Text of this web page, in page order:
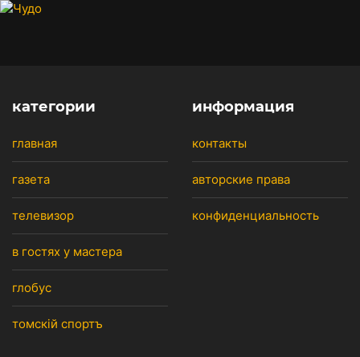
категории
главная
газета
телевизор
в гостях у мастера
глобус
томскiй спортъ
информация
контакты
авторские права
конфиденциальность